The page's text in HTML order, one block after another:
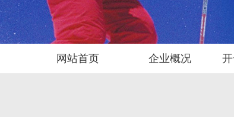
网站首页 企业概况